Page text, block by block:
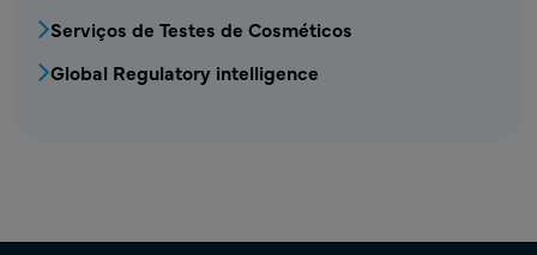
Serviços de Testes de Cosméticos
Global Regulatory intelligence